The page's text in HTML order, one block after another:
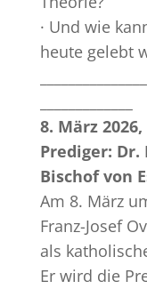
· Und wie
heute gelebt
8. März
Prediger: Dr.
Bischof von
Am 8. März
Franz-Josef
als
Er wird die